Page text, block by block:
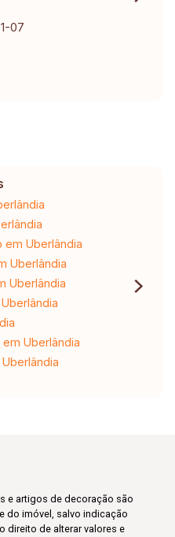
07
em Uberlândia
Uberlândia
Uberlândia
Uberlândia
e artigos de decoração são
do imóvel, salvo indicação
direito de alterar valores e